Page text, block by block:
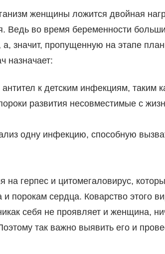
женщины ложится двойная
Ведь во время беременности
а, значит, пропущенную на этапе
назначает:
к детским инфекциям, таким
развития несовместимые с
одну инфекцию, способную
на герпес и цитомегаловирус,
и порокам сердца. Коварство этого
себя не проявляет и женщина,
так важно выявить его и